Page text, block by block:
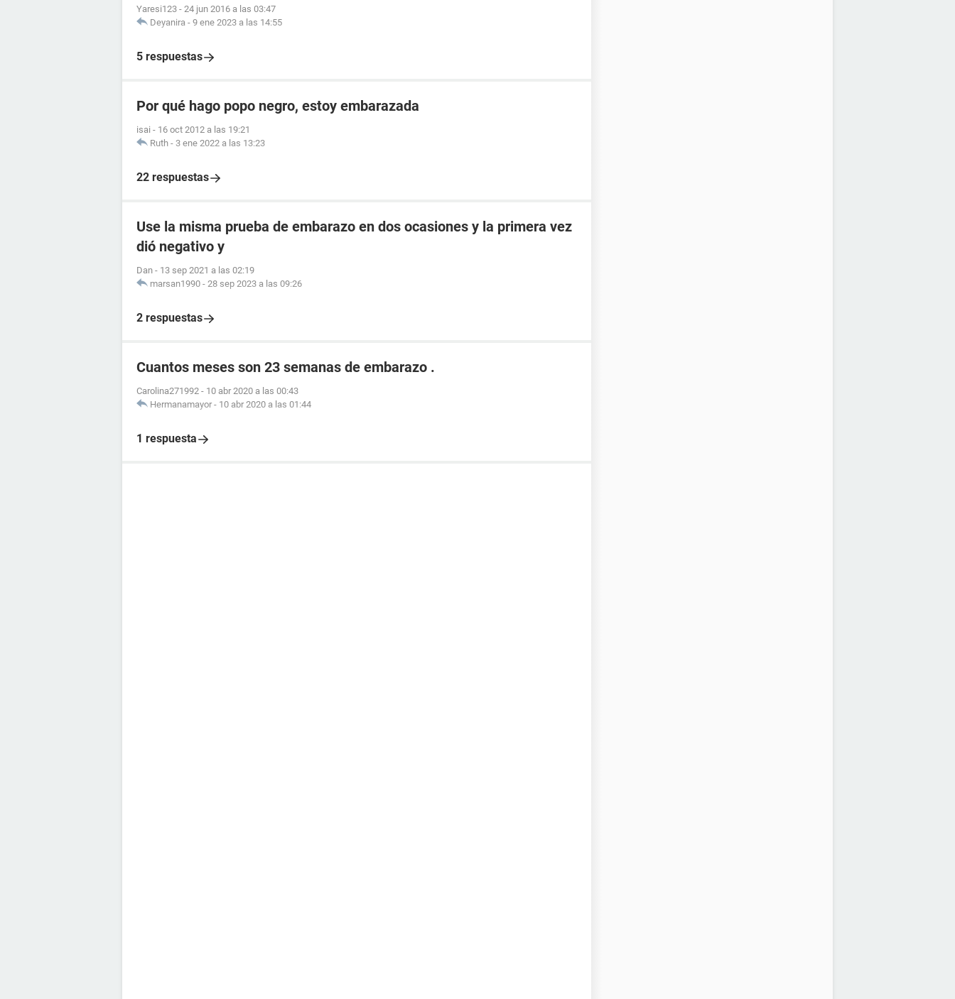
Yaresi123 - 24 jun 2016 a las 03:47
Deyanira - 9 ene 2023 a las 14:55
5 respuestas
Por qué hago popo negro, estoy embarazada
isai - 16 oct 2012 a las 19:21
Ruth - 3 ene 2022 a las 13:23
22 respuestas
Use la misma prueba de embarazo en dos ocasiones y la primera vez
dió negativo y
Dan - 13 sep 2021 a las 02:19
marsan1990 - 28 sep 2023 a las 09:26
2 respuestas
Cuantos meses son 23 semanas de embarazo .
Carolina271992 - 10 abr 2020 a las 00:43
Hermanamayor - 10 abr 2020 a las 01:44
1 respuesta